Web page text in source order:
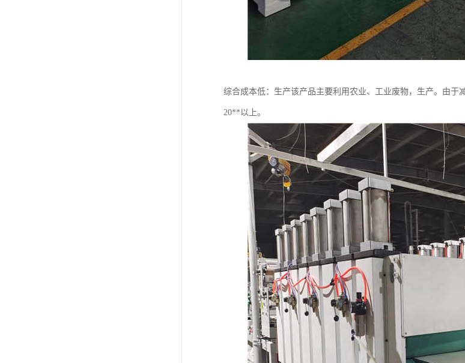
综合成本低：生产该产品主要利用农业、工业废物，生产。由
20**以上。